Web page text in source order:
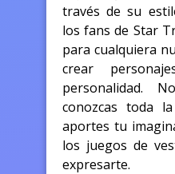
través de su
los fans de Star
para cualquiera
crear
personalidad.
conozcas toda
aportes tu
los juegos de
expresarte.